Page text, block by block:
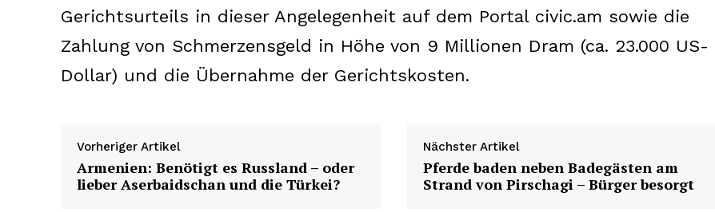
Company
Gerichtsurteils in dieser Angelegenheit auf dem Portal civic.am sowie die
Zahlung von Schmerzensgeld in Höhe von 9 Millionen Dram (ca. 23.000 US-
Dollar) und die Übernahme der Gerichtskosten.
Vorheriger Artikel
Armenien: Benötigt es Russland – oder
lieber Aserbaidschan und die Türkei?
Nächster Artikel
Pferde baden neben Badegästen am
Strand von Pirschagi – Bürger besorgt